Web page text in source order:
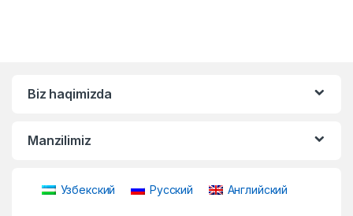
Biz haqimizda
Manzilimiz
Узбекский Русский Английский